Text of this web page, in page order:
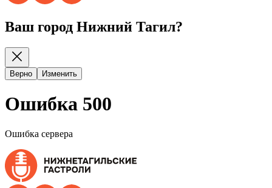
Ваш город Нижний Тагил?
Верно Изменить
Ошибка 500
Ошибка сервера